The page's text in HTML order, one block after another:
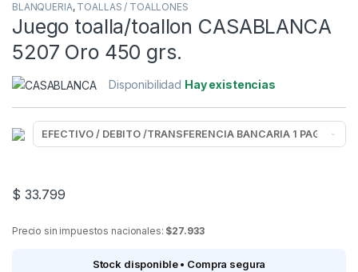
BLANQUERIA, TOALLAS / TOALLONES
Juego toalla/toallon CASABLANCA
5207 Oro 450 grs.
Disponibilidad Hay existencias
$ 33.799
Precio sin impuestos nacionales: $27.933
Stock disponible • Compra segura